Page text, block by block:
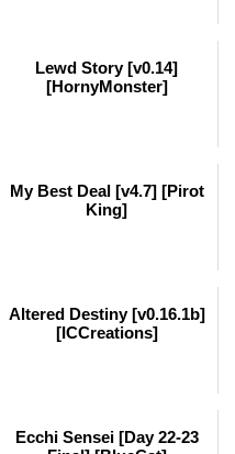
Lewd Story [v0.14]
[HornyMonster]
My Best Deal [v4.7] [Pirot
King]
Altered Destiny [v0.16.1b]
[ICCreations]
Ecchi Sensei [Day 22-23